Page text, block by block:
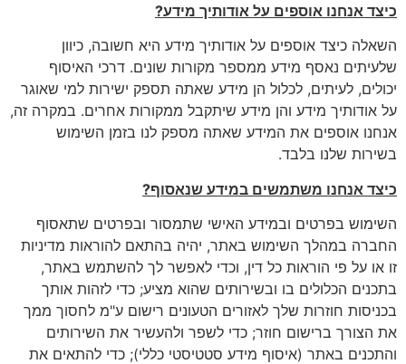
כיצד אנחנו אוספים על אודותיך מידע?
השאלה כיצד אוספים על אודותיך מידע היא חשובה, כיוון
שלעיתים נאסף מידע ממספר מקורות שונים. דרכי האיסוף
יכולים, לעיתים, לכלול הן מידע שאתה תספק ישירות למי שאוגר
על אודותיך מידע והן מידע שיתקבל ממקורות אחרים. במקרה זה,
אנחנו אוספים את המידע שאתה מספק לנו בזמן השימוש
בשירות שלנו בלבד.
כיצד אנחנו משתמשים במידע שנאסוף?
השימוש בפרטים ובמידע האישי שתמסור ובפרטים שתאסוף
החברה במהלך השימוש באתר, יהיה בהתאם להוראות מדיניות
זו או על פי הוראות כל דין, וכדי לאפשר לך להשתמש באתר,
בתכנים הכלולים בו ובשירותים שהוא מציע; כדי לזהות אותך
בכניסות חוזרות שלך לאזורים הטעונים רישום ע"מ לחסוך ממך
את הצורך ברישום חוזר; כדי לשפר ולהעשיר את השירותים
והתכנים באתר (איסוף מידע סטטיסטי כללי); כדי להתאים את